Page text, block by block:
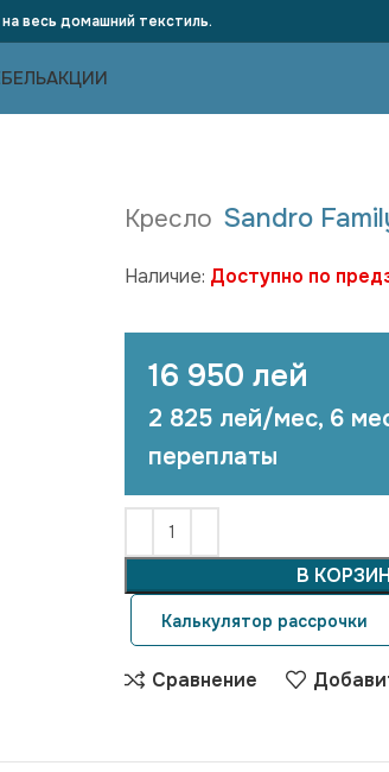
весь домашний текстиль.
АКЦИИ
Кресло Sandro
Наличие: Доступно по
16 950 лей
2 825 лей/мес, 6
переплаты
В
Калькулятор рассрочки
Сравнение